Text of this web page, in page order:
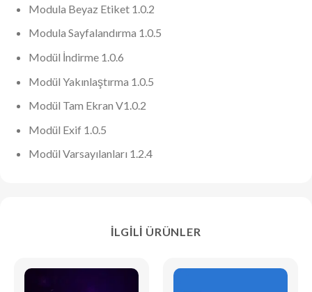
Modula Beyaz Etiket 1.0.2
Modula Sayfalandırma 1.0.5
Modül İndirme 1.0.6
Modül Yakınlaştırma 1.0.5
Modül Tam Ekran V1.0.2
Modül Exif 1.0.5
Modül Varsayılanları 1.2.4
İLGILI ÜRÜNLER